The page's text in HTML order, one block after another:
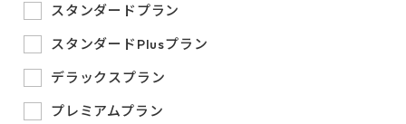
スタンダードプラン
スタンダードPlusプラン
デラックスプラン
プレミアムプラン